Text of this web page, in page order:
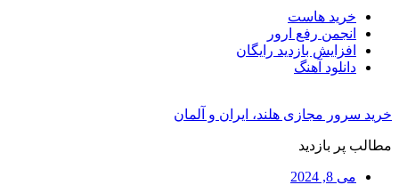
خرید هاست
انجمن رفع ارور
افزایش بازدید رایگان
دانلود آهنگ
خرید سرور مجازی هلند، ایران و آلمان
مطالب پر بازدید
می 8, 2024